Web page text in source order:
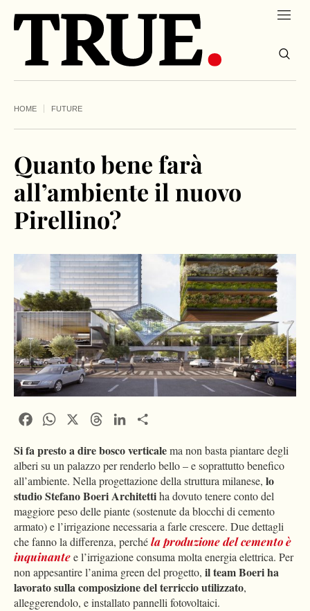
HOME FUTURE
Quanto bene farà
all’ambiente il nuovo
Pirellino?
FacebookWhatsApp ThreadsLinkedIn
Si fa presto a dire bosco verticalema non basta piantare degli
alberi su un palazzo per renderlo bello – e soprattutto benefico
all’ambiente. Nella progettazione della struttura milanese, lo
studio Stefano Boeri Architettiha dovuto tenere conto del
maggiore peso delle piante (sostenute da blocchi di cemento
armato) e l’irrigazione necessaria a farle crescere. Due dettagli
che fanno la differenza, perchéla produzione del cemento è
inquinantee l’irrigazione consuma molta energia elettrica. Per
non appesantire l’anima green del progetto, il team Boeri ha
lavorato sulla composizione del terriccio utilizzato,
alleggerendolo, e installato pannelli fotovoltaici.